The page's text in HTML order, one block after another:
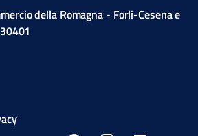
della Romagna - Forli-Cesena e